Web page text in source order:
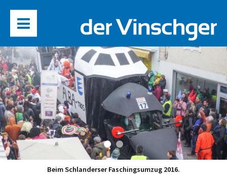
Beim Schlanderser Faschingsumzug 2016.